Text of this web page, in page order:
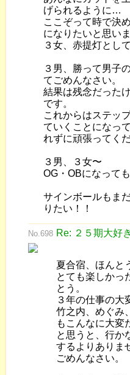
げられるように…
ここぞって時で決
になりたいと思いま
３女、赤提灯とし
３男、勝って男子
てごめんなさい。
結果は残念だった
です。
これからはステッ
ていくことになっ
れずに頑張ってくだ
３男、３女〜
OG・OBになって
サインボールもま
りたい！！
No.698 Re: ２５期大好
夏合宿、ほんと
とても楽しかっ
とう。
３年の仕事の大
竹之内、めぐみ
もこんなに大変
と思うと、行か
するよりありま
ごめんなさい。